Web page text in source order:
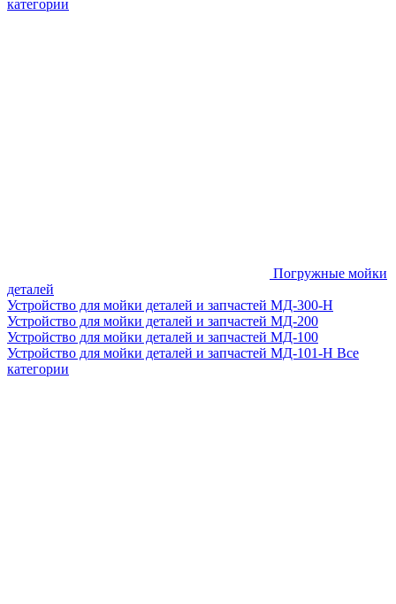
категории
Погружные мойки
деталей
Устройство для мойки деталей и запчастей МД-300-H
Устройство для мойки деталей и запчастей МД-200
Устройство для мойки деталей и запчастей МД-100
Устройство для мойки деталей и запчастей МД-101-Н Все
категории